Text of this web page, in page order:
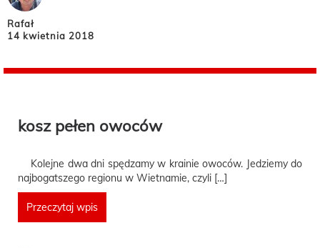
Rafał
14 kwietnia 2018
kosz pełen owoców
Kolejne dwa dni spędzamy w krainie owoców. Jedziemy do
najbogatszego regionu w Wietnamie, czyli […]
Przeczytaj wpis